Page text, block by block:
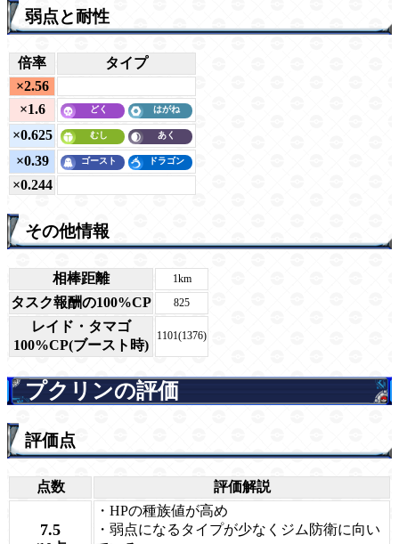
弱点と耐性
倍率
タイプ
×2.56
×1.6
×0.625
×0.39
×0.244
その他情報
相棒距離 1km
タスク報酬の100%CP 825
レイド・タマゴ
100%CP(ブースト時)
1101(1376)
プクリンの評価
評価点
点数 評価解説
7.5
・HPの種族値が高め
・弱点になるタイプが少なくジム防衛に向い